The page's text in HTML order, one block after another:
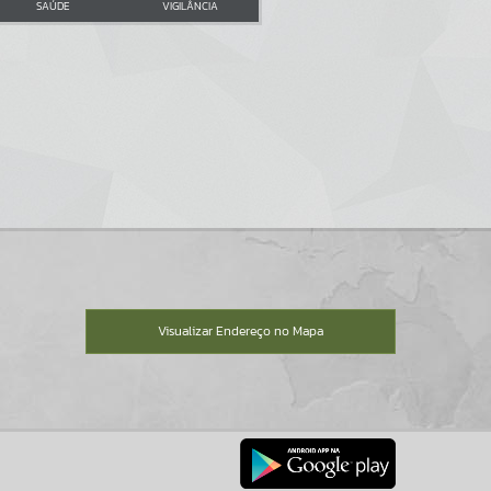
SAÚDE VIGILÂNCIA
Visualizar Endereço no Mapa